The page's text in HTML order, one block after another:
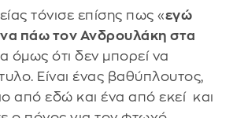
τόνισε επίσης πως «εγώ
πάω τον Ανδρουλάκη στα
όμως ότι δεν μπορεί να
Είναι ένας βαθύπλουτος,
από εδώ και ένα από εκεί και